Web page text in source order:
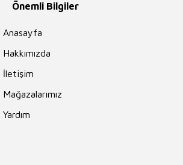
Önemli Bilgiler
Anasayfa
Hakkımızda
İletişim
Mağazalarımız
Yardım